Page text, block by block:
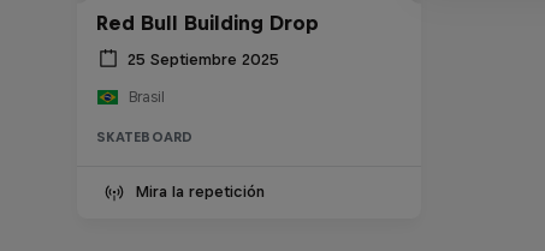
Red Bull Building Drop
25 Septiembre 2025
Brasil
SKATEBOARD
Mira la repetición